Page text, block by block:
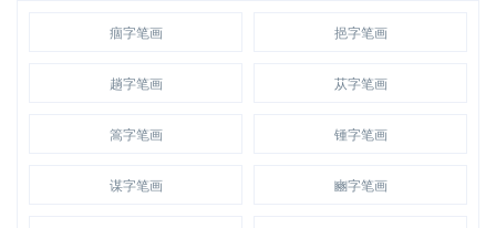
痼字笔画 挹字笔画
趟字笔画 苁字笔画
篙字笔画 锺字笔画
谋字笔画 豳字笔画